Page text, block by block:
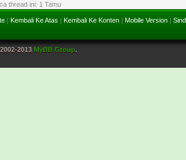
thread ini: 1 Tamu
| Kembali Ke Atas | Kembali Ke Konten | Mobile Version |
2013 MyBB Group.